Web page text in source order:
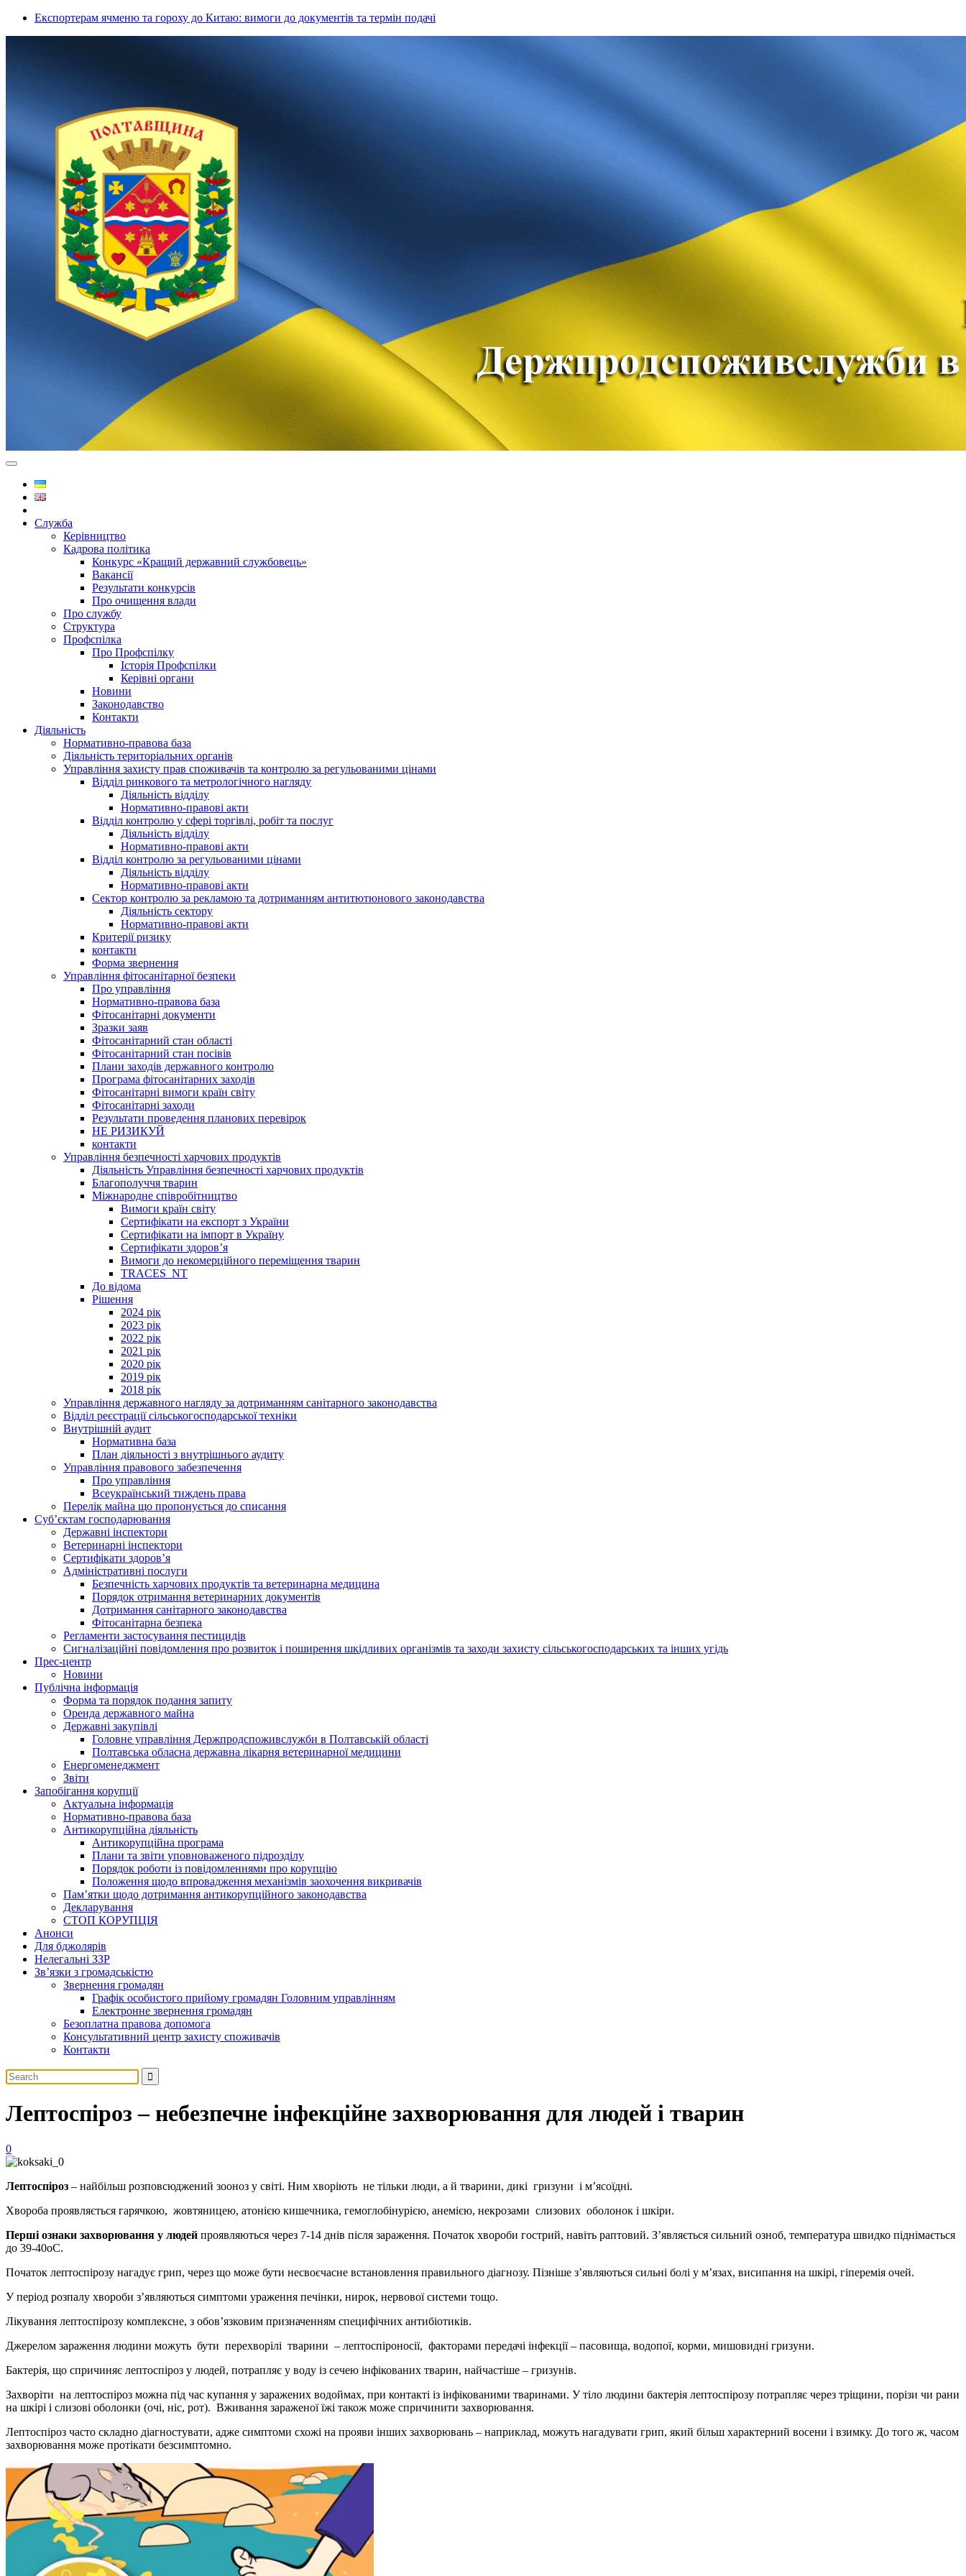
Експортерам ячменю та гороху до Китаю: вимоги до документів та термін подачі
Служба
Керівництво
Кадрова політика
Конкурс «Кращий державний службовець»
Вакансії
Результати конкурсів
Про очищення влади
Про службу
Структура
Профспілка
Про Профспілку
Історія Профспілки
Керівні органи
Новини
Законодавство
Контакти
Діяльність
Нормативно-правова база
Діяльність територіальних органів
Управління захисту прав споживачів та контролю за регульованими цінами
Відділ ринкового та метрологічного нагляду
Діяльність відділу
Нормативно-правові акти
Відділ контролю у сфері торгівлі, робіт та послуг
Діяльність відділу
Нормативно-правові акти
Відділ контролю за регульованими цінами
Діяльність відділу
Нормативно-правові акти
Сектор контролю за рекламою та дотриманням антитютюнового законодавства
Діяльність сектору
Нормативно-правові акти
Критерії ризику
контакти
Форма звернення
Управління фітосанітарної безпеки
Про управління
Нормативно-правова база
Фітосанітарні документи
Зразки заяв
Фітосанітарний стан області
Фітосанітарний стан посівів
Плани заходів державного контролю
Програма фітосанітарних заходів
Фітосанітарні вимоги країн світу
Фітосанітарні заходи
Результати проведення планових перевірок
НЕ РИЗИКУЙ
контакти
Управління безпечності харчових продуктів
Діяльність Управління безпечності харчових продуктів
Благополуччя тварин
Міжнародне співробітництво
Вимоги країн світу
Сертифікати на експорт з України
Сертифікати на імпорт в Україну
Сертифікати здоров’я
Вимоги до некомерційного переміщення тварин
TRACES_NT
До відома
Рішення
2024 рік
2023 рік
2022 рік
2021 рік
2020 рік
2019 рік
2018 рік
Управління державного нагляду за дотриманням санітарного законодавства
Відділ реєстрації сільськогосподарської техніки
Внутрішній аудит
Нормативна база
План діяльності з внутрішнього аудиту
Управління правового забезпечення
Про управління
Всеукраїнський тиждень права
Перелік майна що пропонується до списання
Суб’єктам господарювання
Державні інспектори
Ветеринарні інспектори
Сертифікати здоров’я
Адміністративні послуги
Безпечність харчових продуктів та ветеринарна медицина
Порядок отримання ветеринарних документів
Дотримання санітарного законодавства
Фітосанітарна безпека
Регламенти застосування пестицидів
Сигналізаційні повідомлення про розвиток і поширення шкідливих організмів та заходи захисту сільськогосподарських та інших угідь
Прес-центр
Новини
Публічна інформація
Форма та порядок подання запиту
Оренда державного майна
Державні закупівлі
Головне управління Держпродспоживслужби в Полтавській області
Полтавська обласна державна лікарня ветеринарної медицини
Енергоменеджмент
Звіти
Запобігання корупції
Актуальна інформація
Нормативно-правова база
Антикорупційна діяльність
Антикорупційна програма
Плани та звіти уповноваженого підрозділу
Порядок роботи із повідомленнями про корупцію
Положення щодо впровадження механізмів заохочення викривачів
Пам’ятки щодо дотримання антикорупційного законодавства
Декларування
СТОП КОРУПЦІЯ
Анонси
Для бджолярів
Нелегальні ЗЗР
Зв’язки з громадськістю
Звернення громадян
Графік особистого прийому громадян Головним управлінням
Електронне звернення громадян
Безоплатна правова допомога
Консультативний центр захисту споживачів
Контакти
Лептоспіроз – небезпечне інфекційне захворювання для людей і тварин
0
Лептоспіроз – найбільш розповсюджений зооноз у світі. Ним хворіють не тільки люди, а й тварини, дикі гризуни і м’ясоїдні.
Хвороба проявляється гарячкою, жовтяницею, атонією кишечника, гемоглобінурією, анемією, некрозами слизових оболонок і шкіри.
Перші ознаки захворювання у людей проявляються через 7-14 днів після зараження. Початок хвороби гострий, навіть раптовий. З’являється сильний озноб, температура швидко піднімається
до 39-40oC.
Початок лептоспірозу нагадує грип, через що може бути несвоєчасне встановлення правильного діагнозу. Пізніше з’являються сильні болі у м’язах, висипання на шкірі, гіперемія очей.
У період розпалу хвороби з’являються симптоми ураження печінки, нирок, нервової системи тощо.
Лікування лептоспірозу комплексне, з обов’язковим призначенням специфічних антибіотиків.
Джерелом зараження людини можуть бути перехворілі тварини – лептоспіроносії, факторами передачі інфекції – пасовища, водопої, корми, мишовидні гризуни.
Бактерія, що спричиняє лептоспіроз у людей, потрапляє у воду із сечею інфікованих тварин, найчастіше – гризунів.
Захворіти на лептоспіроз можна під час купання у заражених водоймах, при контакті із інфікованими тваринами. У тіло людини бактерія лептоспірозу потрапляє через тріщини, порізи чи рани
на шкірі і слизові оболонки (очі, ніс, рот). Вживання зараженої їжі також може спричинити захворювання.
Лептоспіроз часто складно діагностувати, адже симптоми схожі на прояви інших захворювань – наприклад, можуть нагадувати грип, який більш характерний восени і взимку. До того ж, часом
захворювання може протікати безсимптомно.